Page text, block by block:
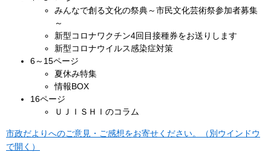
みんなで創る文化の祭典～市民文化芸術祭参加者募集
～
新型コロナワクチン4回目接種券をお送りします
新型コロナウイルス感染症対策
6～15ページ
夏休み特集
情報BOX
16ページ
ＵＪＩＳＨＩのコラム
市政だよりへのご意見・ご感想をお寄せください。（別ウインドウ
で開く）